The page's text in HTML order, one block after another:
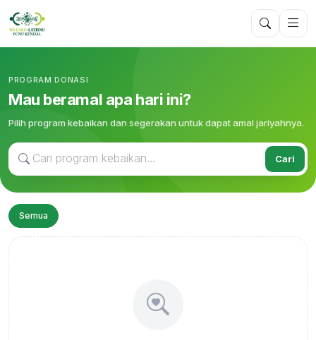
PROGRAM DONASI
Mau beramal apa hari ini?
Pilih program kebaikan dan segerakan untuk dapat amal jariyahnya.
Cari
Semua